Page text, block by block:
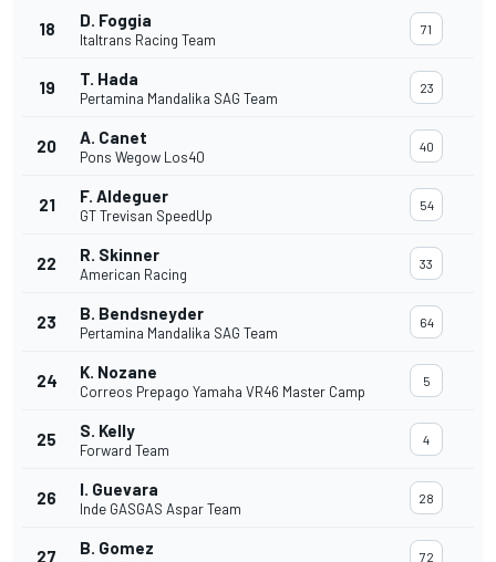
18 D. Foggia
Italtrans Racing Team
71
19 T. Hada
Pertamina Mandalika SAG Team
23
20 A. Canet
Pons Wegow Los40
40
21 F. Aldeguer
GT Trevisan SpeedUp
54
22 R. Skinner
American Racing
33
23 B. Bendsneyder
Pertamina Mandalika SAG Team
64
24 K. Nozane
Correos Prepago Yamaha VR46 Master Camp
5
25 S. Kelly
Forward Team
4
26 I. Guevara
Inde GASGAS Aspar Team
28
27 B. Gomez 72